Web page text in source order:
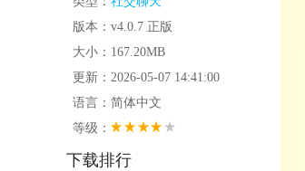
版本：v4.0.7 正版
大小：167.20MB
更新：2026-05-07 14:41:00
语言：简体中文
等级：
下载排行